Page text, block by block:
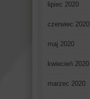
lipiec 2020
czerwiec 2020
maj 2020
kwiecień 2020
marzec 2020